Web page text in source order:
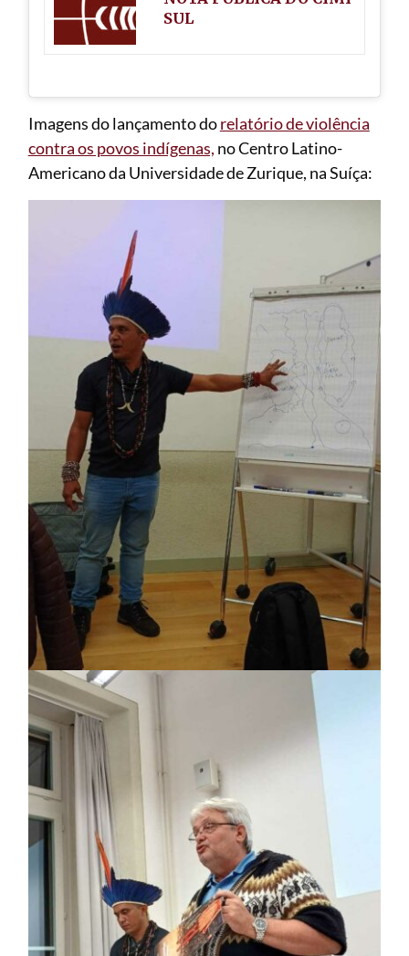
SUL
Imagens do lançamento dorelatório de violência
contra os povos indígenas, no Centro Latino-
Americano da Universidade de Zurique, na Suíça: